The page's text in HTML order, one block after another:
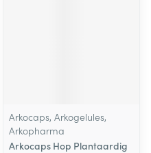
Arkocaps, Arkogelules,
Arkopharma
Arkocaps Hop Plantaardig